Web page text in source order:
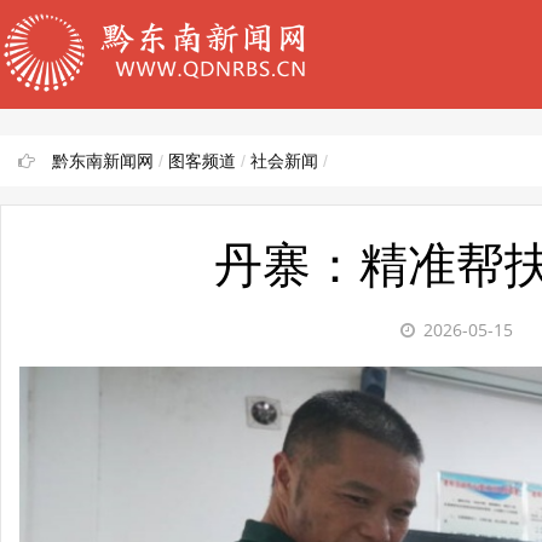
黔东南新闻网 / 图客频道 / 社会新闻 /
丹寨：精准帮
2026-05-15